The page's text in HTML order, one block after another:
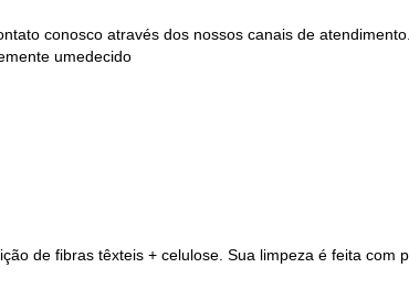
conosco através dos nossos canais de atendimento.
umedecido
de fibras têxteis + celulose. Sua limpeza é feita com